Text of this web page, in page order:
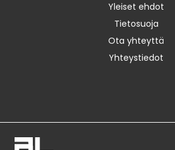
Yleiset ehdot
Tietosuoja
Ota yhteyttä
Yhteystiedot